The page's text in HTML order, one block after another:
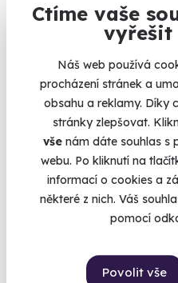
Ctíme vaše
vyřešit
Náš web používá
procházení stránek a
obsahu a reklamy. Díky
stránky zlepšovat.
vše nám dáte souhlas s
webu. Po kliknutí na
informací o cookies a
některé z nich. Váš
pomocí
Povolit vše
1 940 Kč
AKCE
Prenatální relaxační